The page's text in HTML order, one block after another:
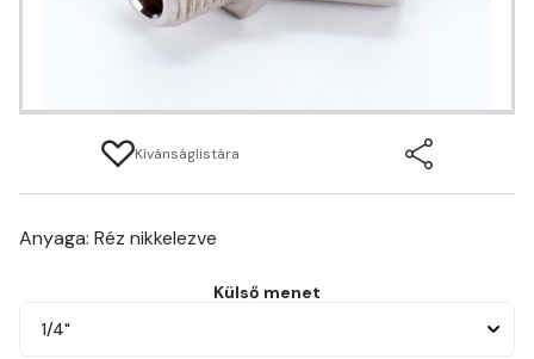
Kívánságlistára
Anyaga: Réz nikkelezve
Külső menet
1/4"